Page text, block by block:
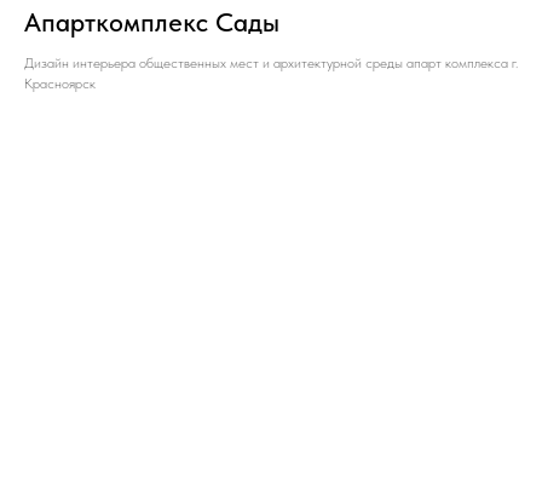
Апарткомплекс Сады
Дизайн интерьера общественных мест и архитектурной среды апарт комплекса г.
Красноярск